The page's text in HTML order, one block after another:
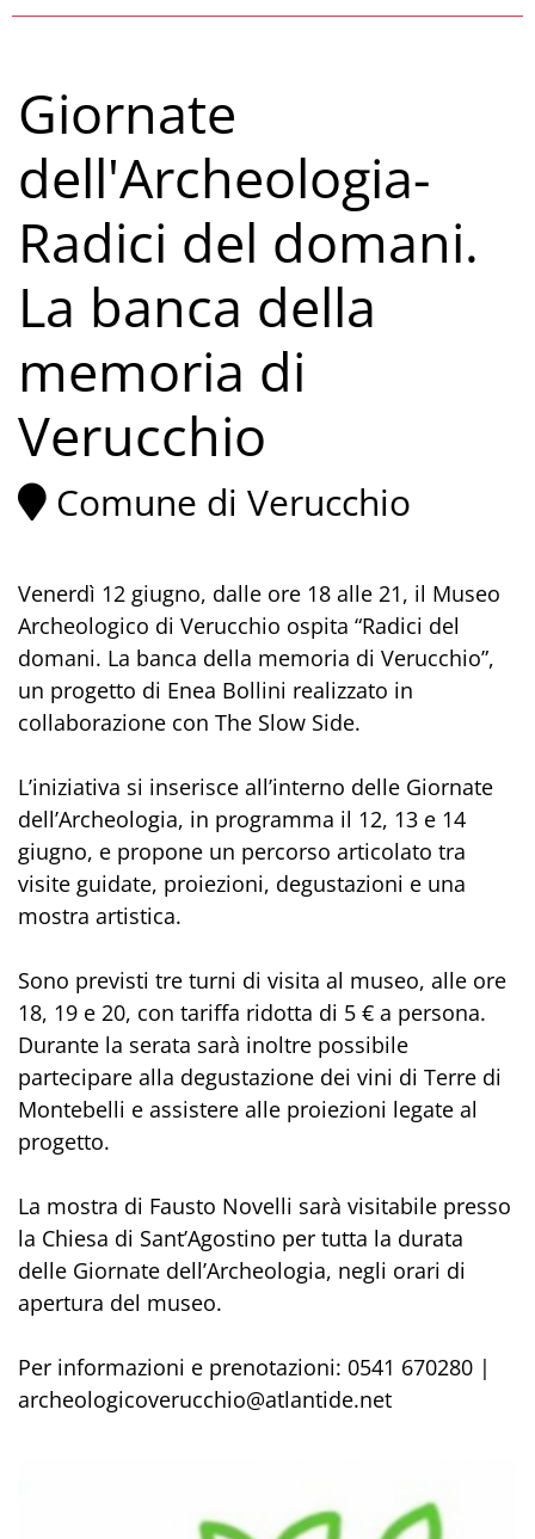
Giornate
dell'Archeologia-
Radici del domani.
La banca della
memoria di
Verucchio
Comune di Verucchio
Venerdì 12 giugno, dalle ore 18 alle 21, il Museo
Archeologico di Verucchio ospita “Radici del
domani. La banca della memoria di Verucchio”,
un progetto di Enea Bollini realizzato in
collaborazione con The Slow Side.
L’iniziativa si inserisce all’interno delle Giornate
dell’Archeologia, in programma il 12, 13 e 14
giugno, e propone un percorso articolato tra
visite guidate, proiezioni, degustazioni e una
mostra artistica.
Sono previsti tre turni di visita al museo, alle ore
18, 19 e 20, con tariffa ridotta di 5 € a persona.
Durante la serata sarà inoltre possibile
partecipare alla degustazione dei vini di Terre di
Montebelli e assistere alle proiezioni legate al
progetto.
La mostra di Fausto Novelli sarà visitabile presso
la Chiesa di Sant’Agostino per tutta la durata
delle Giornate dell’Archeologia, negli orari di
apertura del museo.
Per informazioni e prenotazioni: 0541 670280 |
archeologicoverucchio@atlantide.net